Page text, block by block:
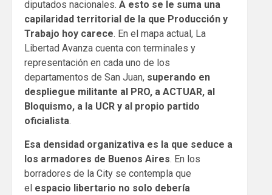
diputados nacionales. A esto se le suma una
capilaridad territorial de la que Producción y
Trabajo hoy carece. En el mapa actual, La
Libertad Avanza cuenta con terminales y
representación en cada uno de los
departamentos de San Juan, superando en
despliegue militante al PRO, a ACTUAR, al
Bloquismo, a la UCR y al propio partido
oficialista.
Esa densidad organizativa es la que seduce a
los armadores de Buenos Aires. En los
borradores de la City se contempla que
el espacio libertario no solo debería